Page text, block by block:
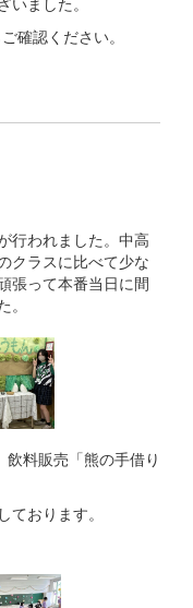
いました。
確認ください。
行われました。中高
クラスに比べて少な
張って本番当日に間
。
料販売「熊の手借り
ております。